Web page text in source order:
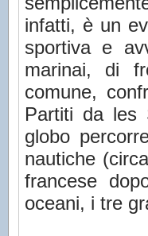
infatti, è un
sportiva e
marinai, di
comune,
Partiti da les
globo
nautiche
francese
oceani, i tre